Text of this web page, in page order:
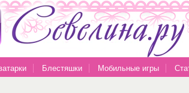
Блестяшки Мобильные игры